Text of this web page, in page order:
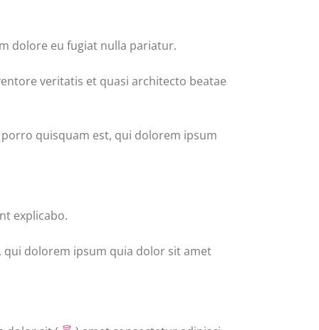
dolore eu fugiat nulla pariatur.
veritatis et quasi architecto beatae
quisquam est, qui dolorem ipsum
explicabo.
dolorem ipsum quia dolor sit amet